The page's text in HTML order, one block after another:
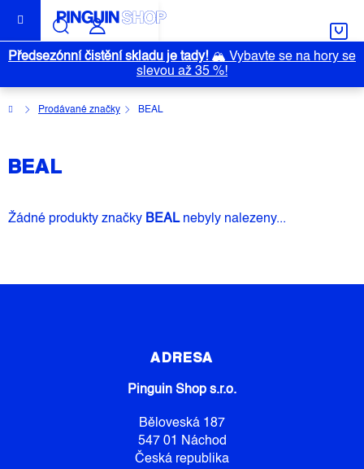
obsah
Předsezónní čistění skladu je tady!🏔️ Vybavte se na hory se
slevou až 35 %!
DomůProdávané značky BEAL
BEAL
Žádné produkty značky BEALnebyly nalezeny...
ADRESA
Pinguin Shop s.r.o.
Běloveská 187
547 01 Náchod
Česká republika